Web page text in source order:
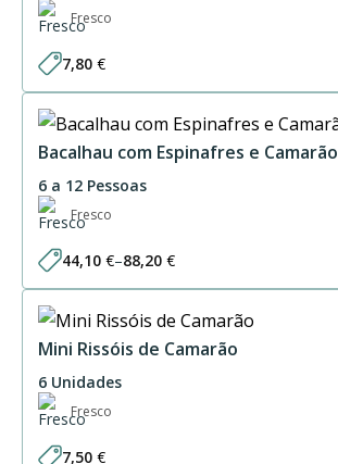
Fresco
7,80 €
Bacalhau com Espinafres e Camarão
6 a 12 Pessoas
Fresco
44,10 €–88,20 €
Price
range:
through
88,20 €
Mini Rissóis de Camarão
6 Unidades
Fresco
7,50 €